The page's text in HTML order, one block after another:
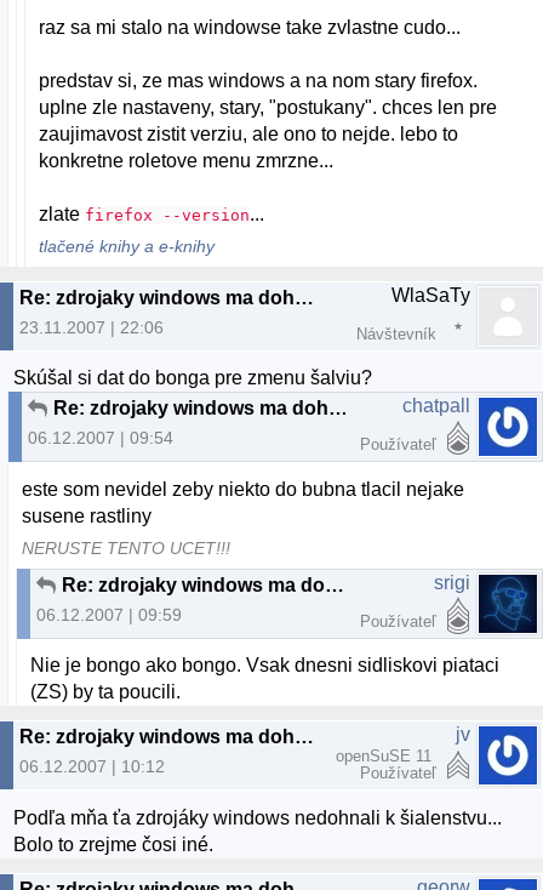
raz sa mi stalo na windowse take zvlastne cudo...
predstav si, ze mas windows a na nom stary firefox.
uplne zle nastaveny, stary, "postukany". chces len pre
zaujimavost zistit verziu, ale ono to nejde. lebo to
konkretne roletove menu zmrzne...
zlate firefox --version...
tlačené knihy a e-knihy
Re: zdrojaky windows ma dohnali k sialenstvu
23.11.2007 | 22:06
WlaSaTy
Návštevník
Skúšal si dat do bonga pre zmenu šalviu?
Re: zdrojaky windows ma dohnali k sialenstvu
06.12.2007 | 09:54
chatpall
Používateľ
este som nevidel zeby niekto do bubna tlacil nejake
susene rastliny
NERUSTE TENTO UCET!!!
Re: zdrojaky windows ma dohnali k sialenstvu
06.12.2007 | 09:59
srigi
Používateľ
Nie je bongo ako bongo. Vsak dnesni sidliskovi piataci
(ZS) by ta poucili.
Re: zdrojaky windows ma dohnali k sialenstvu
06.12.2007 | 10:12
jv
openSuSE 11
Používateľ
Podľa mňa ťa zdrojáky windows nedohnali k šialenstvu...
Bolo to zrejme čosi iné.